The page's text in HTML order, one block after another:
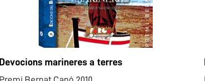
Devocions marineres a terres